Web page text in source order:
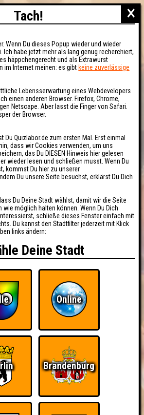
×
Tach!
Wenn Du dieses Popup wieder und wieder
Ich habe jetzt mehr als lang genug recherchiert,
häppchengerecht und als Extrawurst
im Internet meinen: es gibt keine zuverlässige
Lebensserwartung eines Webdevelopers
einen anderen Browser. Firefox, Chrome,
Netscape. Aber lasst die Finger von Safari.
der Browser.
Du Quizlabor.de zum ersten Mal. Erst einmal
dass wir Cookies verwenden, um uns
das Du DIESEN Hinweis hier gelesen
wieder lesen und schließen musst. Wenn Du
kommst Du hier zu unserer
Indem Du unsere Seite besuchst, erklärst Du Dich
Du Deine Stadt wählst, damit wir die Seite
möglich halten können. Wenn Du Dich
schließe dieses Fenster einfach mit
Du kannst den Stadtfilter jederzeit mit Klick
links ändern:
Deine Stadt
Online
Brandenburg